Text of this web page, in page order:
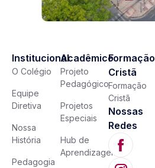
Institucional
O Colégio
Equipe
Diretiva
Nossa
História
Pedagogia
Acadêmico
Projeto
Pedagógico
Projetos
Especiais
Hub de
Aprendizagem
Formação
Cristã
Formação
Cristã
Nossas
Redes